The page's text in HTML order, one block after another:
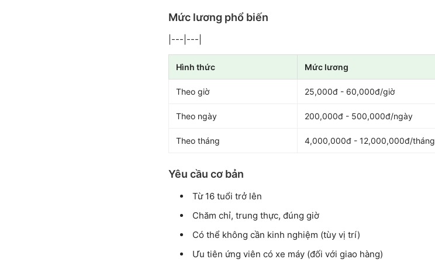
Mức lương phổ biến
|---|---|
Hình thức Mức lương
Theo giờ 25,000đ - 60,000đ/giờ
Theo ngày 200,000đ - 500,000đ/ngày
Theo tháng 4,000,000đ - 12,000,000đ/tháng
Yêu cầu cơ bản
Từ 16 tuổi trở lên
Chăm chỉ, trung thực, đúng giờ
Có thể không cần kinh nghiệm (tùy vị trí)
Ưu tiên ứng viên có xe máy (đối với giao hàng)